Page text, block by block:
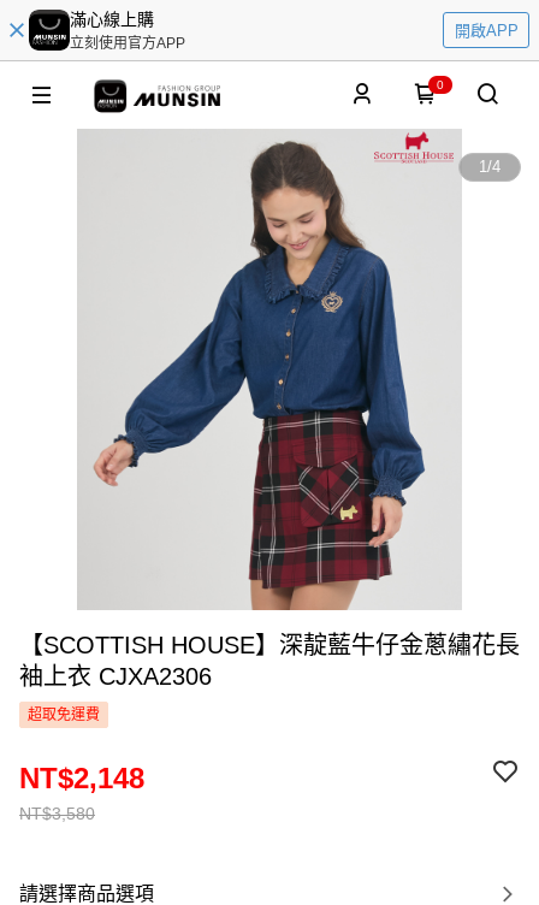
滿心線上購
立刻使用官方APP
開啟APP
0
1/4
【SCOTTISH HOUSE】深靛藍牛仔金蔥繡花長
袖上衣 CJXA2306
超取免運費
NT$3,580
NT$2,148
請選擇商品選項